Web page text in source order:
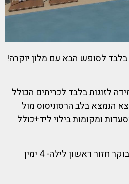
לסופש הבא עם מלון יוקרה!
לזוגות בלבד לכריתים הכולל
הנמצא הנמצא בלב הרסוניסוס מול
ומקומות בילוי ליד+כולל
11/6-14/6- הלוך חמישי בוקר חזור ראשון לילה- 4 ימין